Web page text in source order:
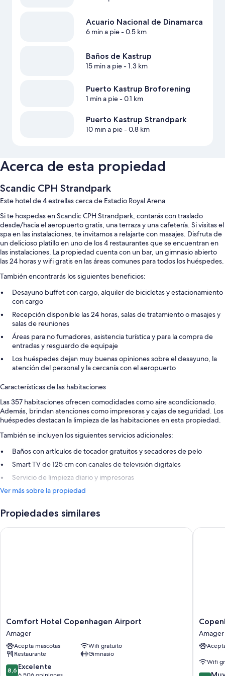
Acuario Nacional de Dinamarca
6 min a pie- 0.5 km
Baños de Kastrup
15 min a pie- 1.3 km
Puerto Kastrup Broforening
1 min a pie- 0.1 km
Puerto Kastrup Strandpark
10 min a pie- 0.8 km
Acerca de esta propiedad
Scandic CPH Strandpark
Este hotel de 4 estrellas cerca de Estadio Royal Arena
Si te hospedas en Scandic CPH Strandpark, contarás con traslado
desde/hacia el aeropuerto gratis, una terraza y una cafetería. Si visitas el
spa en las instalaciones, te invitamos a relajarte con masajes. Disfruta de
un delicioso platillo en uno de los 4 restaurantes que se encuentran en
las instalaciones. La propiedad cuenta con un bar, un gimnasio abierto
las 24 horas y wifi gratis en las áreas comunes para todos los huéspedes.
También encontrarás los siguientes beneficios:
Desayuno buffet con cargo, alquiler de bicicletas y estacionamiento
con cargo
Recepción disponible las 24 horas, salas de tratamiento o masajes y
salas de reuniones
Áreas para no fumadores, asistencia turística y para la compra de
entradas y resguardo de equipaje
Los huéspedes dejan muy buenas opiniones sobre el desayuno, la
atención del personal y la cercanía con el aeropuerto
Características de las habitaciones
Las 357 habitaciones ofrecen comodidades como aire acondicionado.
Además, brindan atenciones como impresoras y cajas de seguridad. Los
huéspedes destacan la limpieza de las habitaciones en esta propiedad.
También se incluyen los siguientes servicios adicionales:
Baños con artículos de tocador gratuitos y secadores de pelo
Smart TV de 125 cm con canales de televisión digitales
Servicio de limpieza diario y impresoras
Ver más sobre la propiedad
Propiedades similares
Comfort
Hotel
Copenhagen
Airport
Amager
Comfort Hotel Copenhagen Airport
Amager
Acepta mascotas
Wifi gratuito
Restaurante
Gimnasio
8.6
8,6 Excelente
Comfort Hotel Copenhagen Airport
Go
Hotel
Amager
Amager
Wifi
8.0